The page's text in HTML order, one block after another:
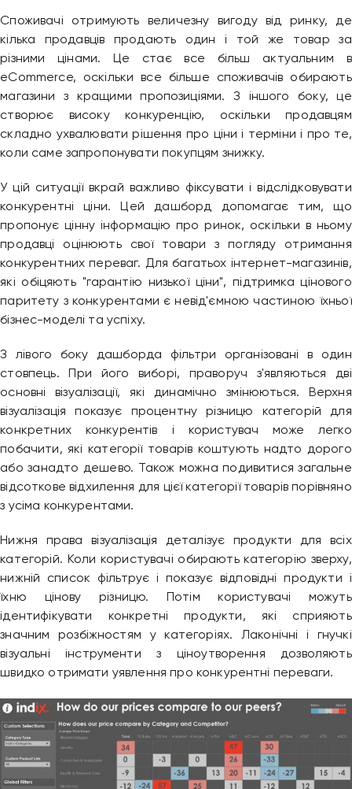
Споживачі отримують величезну вигоду від ринку, де
кілька продавців продають один і той же товар за
різними цінами. Це стає все більш актуальним в
eCommerce, оскільки все більше споживачів обирають
магазини з кращими пропозиціями. З іншого боку, це
створює високу конкуренцію, оскільки продавцям
складно ухвалювати рішення про ціни і терміни і про те,
коли саме запропонувати покупцям знижку.
У цій ситуації вкрай важливо фіксувати і відслідковувати
конкурентні ціни. Цей дашборд допомагає тим, що
пропонує цінну інформацію про ринок, оскільки в ньому
продавці оцінюють свої товари з погляду отримання
конкурентних переваг. Для багатьох інтернет-магазинів,
які обіцяють "гарантію низької ціни", підтримка цінового
паритету з конкурентами є невід'ємною частиною їхньої
бізнес-моделі та успіху.
З лівого боку дашборда фільтри організовані в один
стовпець. При його виборі, праворуч з'являються дві
основні візуалізації, які динамічно змінюються. Верхня
візуалізація показує процентну різницю категорій для
конкретних конкурентів і користувач може легко
побачити, які категорії товарів коштують надто дорого
або занадто дешево. Також можна подивитися загальне
відсоткове відхилення для цієї категорії товарів порівняно
з усіма конкурентами.
Нижня права візуалізація деталізує продукти для всіх
категорій. Коли користувачі обирають категорію зверху,
нижній список фільтрує і показує відповідні продукти і
їхню цінову різницю. Потім користувачі можуть
ідентифікувати конкретні продукти, які сприяють
значним розбіжностям у категоріях. Лаконічні і гнучкі
візуальні інструменти з ціноутворення дозволяють
швидко отримати уявлення про конкурентні переваги.